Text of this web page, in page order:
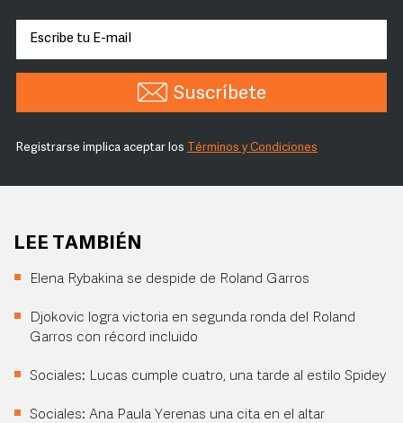
Suscríbete
Registrarse implica aceptar los Términos y Condiciones
LEE TAMBIÉN
Elena Rybakina se despide de Roland Garros
Djokovic logra victoria en segunda ronda del Roland
Garros con récord incluido
Sociales: Lucas cumple cuatro, una tarde al estilo Spidey
Sociales: Ana Paula Yerenas una cita en el altar